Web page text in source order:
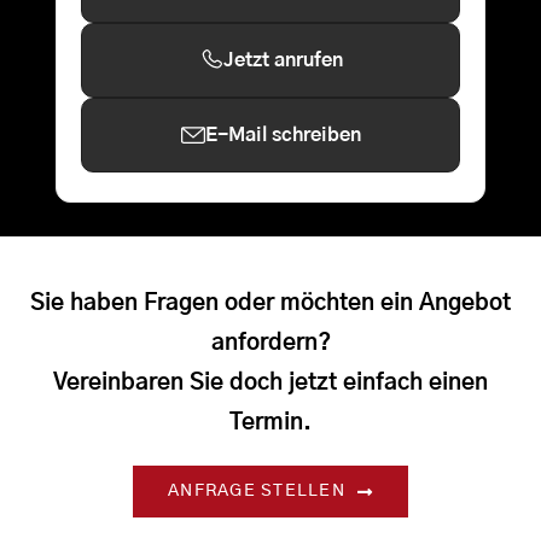
Jetzt anrufen
E-Mail schreiben
Sie haben Fragen oder möchten ein Angebot
anfordern?
Vereinbaren Sie doch jetzt einfach einen
Termin.
ANFRAGE STELLEN